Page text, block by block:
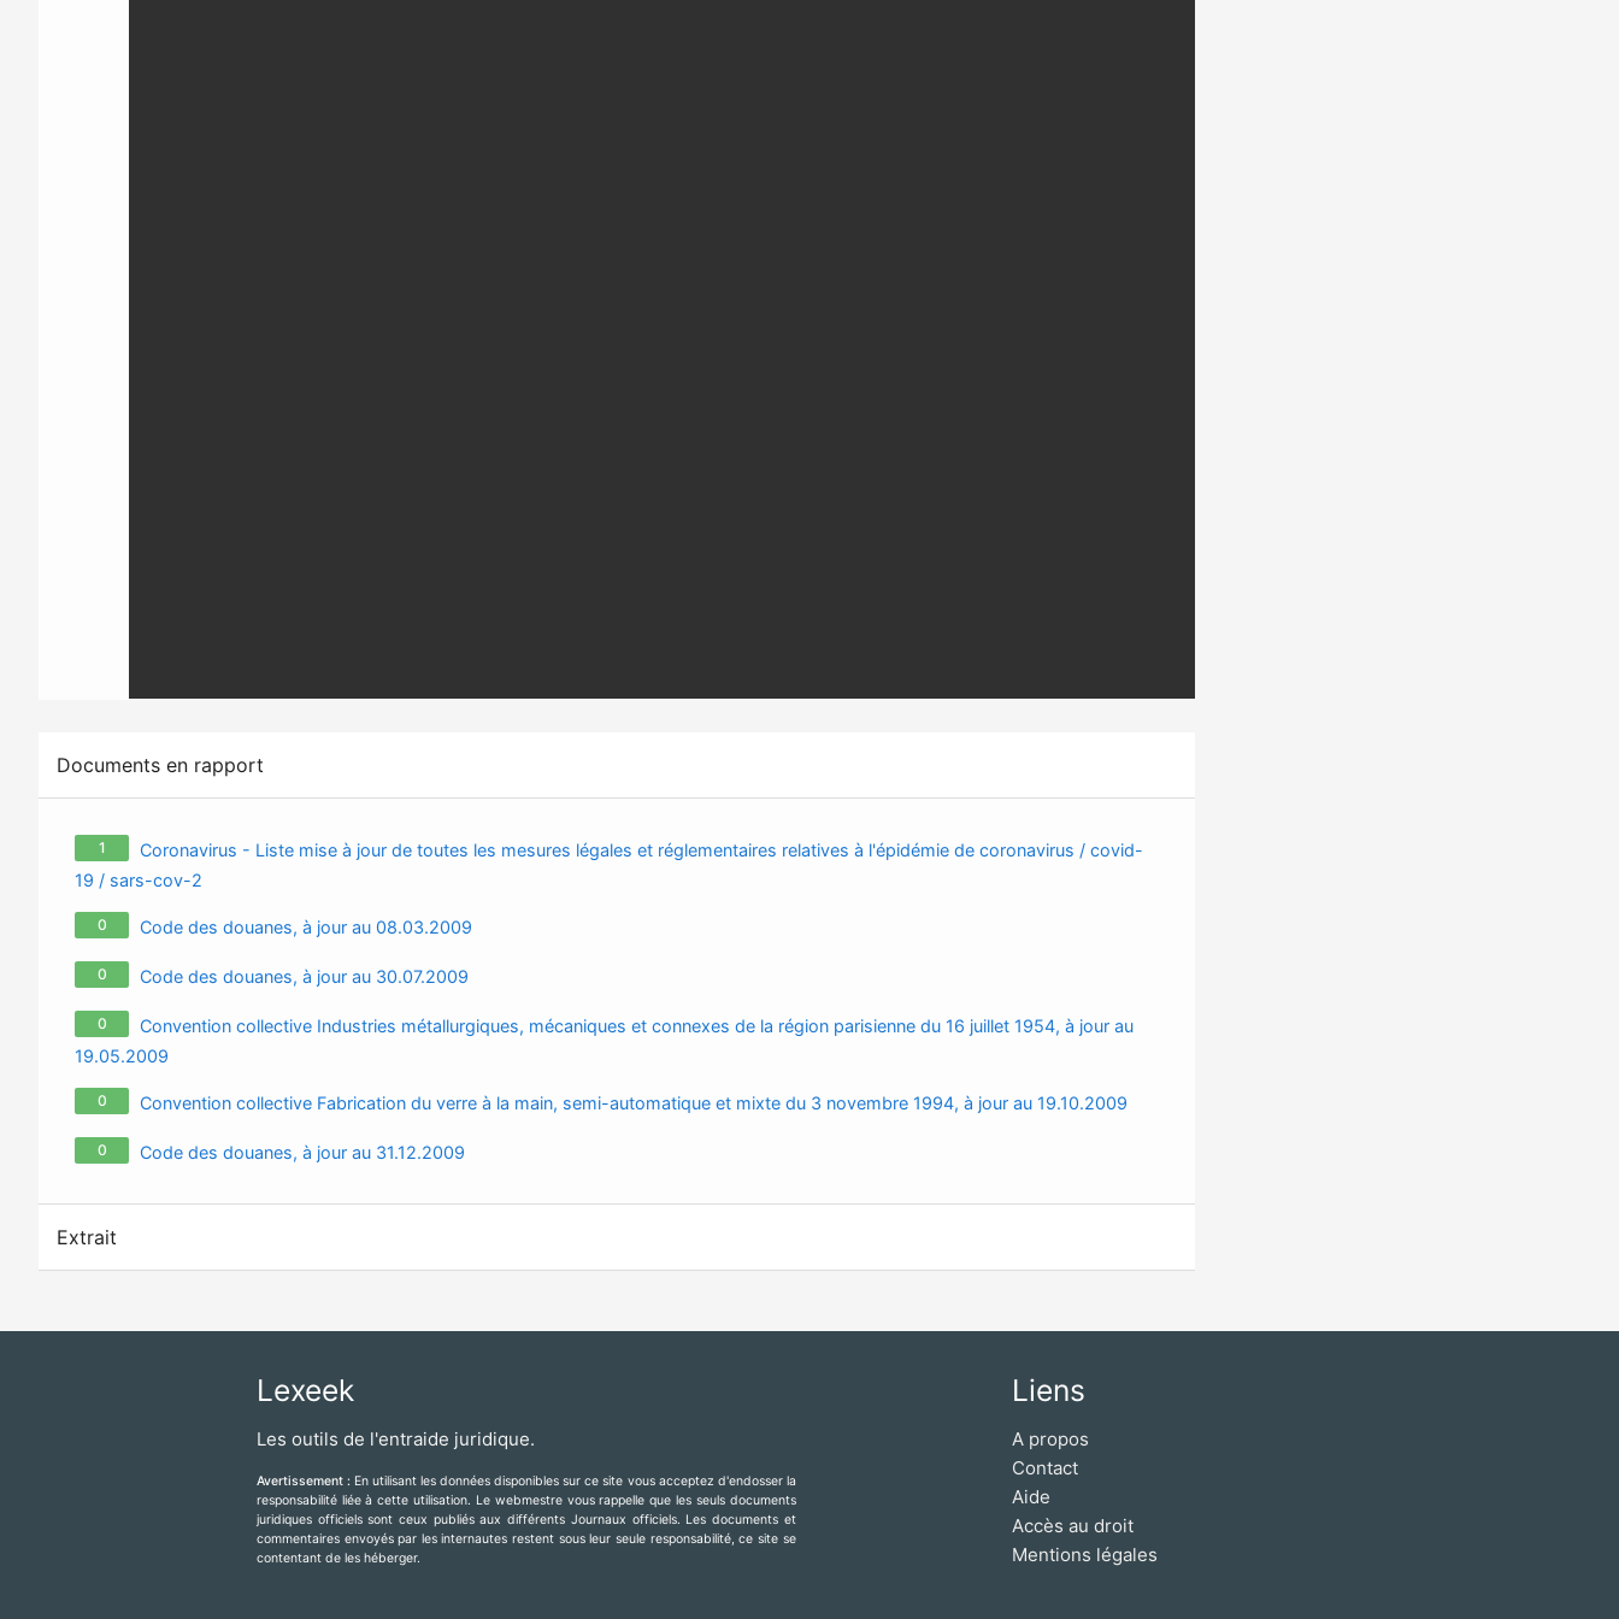
Documents en rapport
1
Coronavirus - Liste mise à jour de toutes les mesures légales et réglementaires relatives à l'épidémie de coronavirus / covid-
19 / sars-cov-2
0 Code des douanes, à jour au 08.03.2009
0 Code des douanes, à jour au 30.07.2009
0
Convention collective Industries métallurgiques, mécaniques et connexes de la région parisienne du 16 juillet 1954, à jour au
19.05.2009
0 Convention collective Fabrication du verre à la main, semi-automatique et mixte du 3 novembre 1994, à jour au 19.10.2009
0 Code des douanes, à jour au 31.12.2009
Extrait
Lexeek
Les outils de l'entraide juridique.
Avertissement : En utilisant les données disponibles sur ce site vous acceptez d'endosser la
responsabilité liée à cette utilisation. Le webmestre vous rappelle que les seuls documents
juridiques officiels sont ceux publiés aux différents Journaux officiels. Les documents et
commentaires envoyés par les internautes restent sous leur seule responsabilité, ce site se
contentant de les héberger.
Liens
A propos
Contact
Aide
Accès au droit
Mentions légales